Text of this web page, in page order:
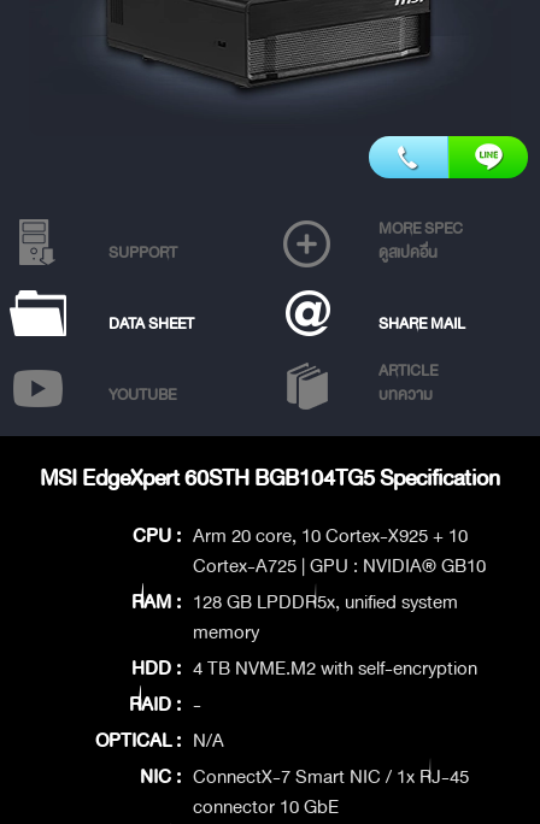
SUPPORT
MORE SPEC
ดูสเปคอื่น
DATA SHEET SHARE MAIL
YOUTUBE
ARTICLE
บทความ
MSI EdgeXpert 60STH BGB104TG5 Specification
CPU : Arm 20 core, 10 Cortex-X925 + 10
Cortex-A725 | GPU : NVIDIA® GB10
RAM : 128 GB LPDDR5x, unified system
memory
HDD : 4 TB NVME.M2 with self-encryption
RAID : -
OPTICAL : N/A
NIC : ConnectX-7 Smart NIC / 1x RJ-45
connector 10 GbE